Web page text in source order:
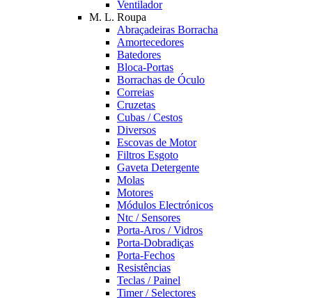
Ventilador
M. L. Roupa
Abraçadeiras Borracha
Amortecedores
Batedores
Bloca-Portas
Borrachas de Óculo
Correias
Cruzetas
Cubas / Cestos
Diversos
Escovas de Motor
Filtros Esgoto
Gaveta Detergente
Molas
Motores
Módulos Electrónicos
Ntc / Sensores
Porta-Aros / Vidros
Porta-Dobradiças
Porta-Fechos
Resistências
Teclas / Painel
Timer / Selectores